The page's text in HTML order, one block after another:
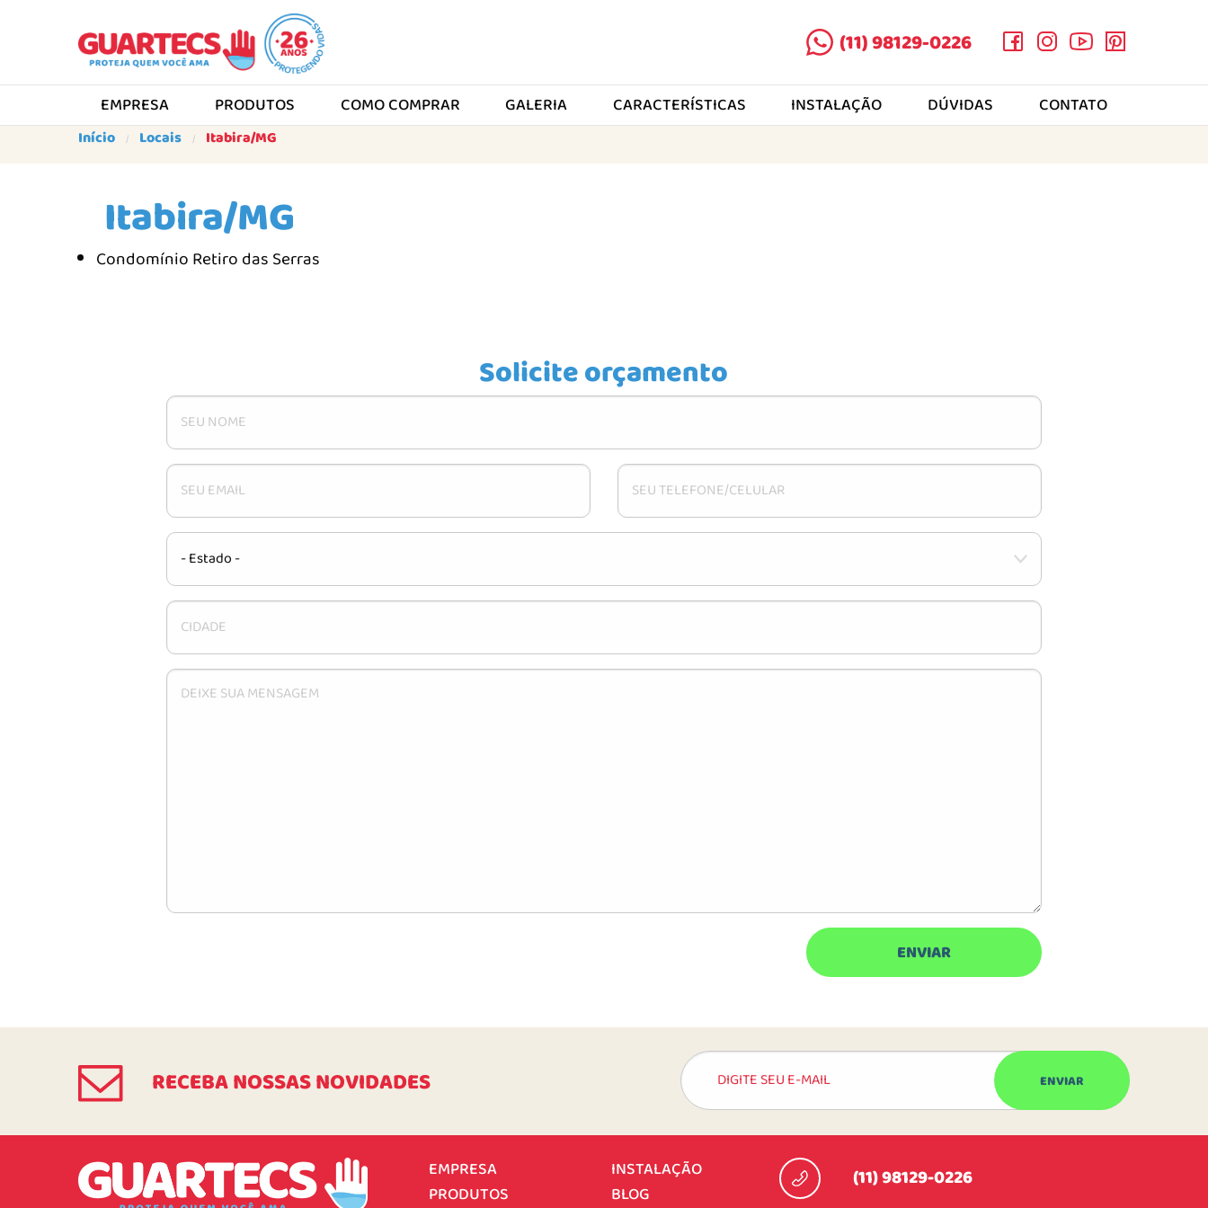
(11) 98129-0226
EMPRESA PRODUTOS COMO COMPRAR GALERIA CARACTERÍSTICAS INSTALAÇÃO DÚVIDAS CONTATO
Início Locais Itabira/MG
Itabira/MG
Condomínio Retiro das Serras
Solicite orçamento
RECEBA NOSSAS NOVIDADES
EMPRESA
PRODUTOS
INSTALAÇÃO
BLOG
(11) 98129-0226